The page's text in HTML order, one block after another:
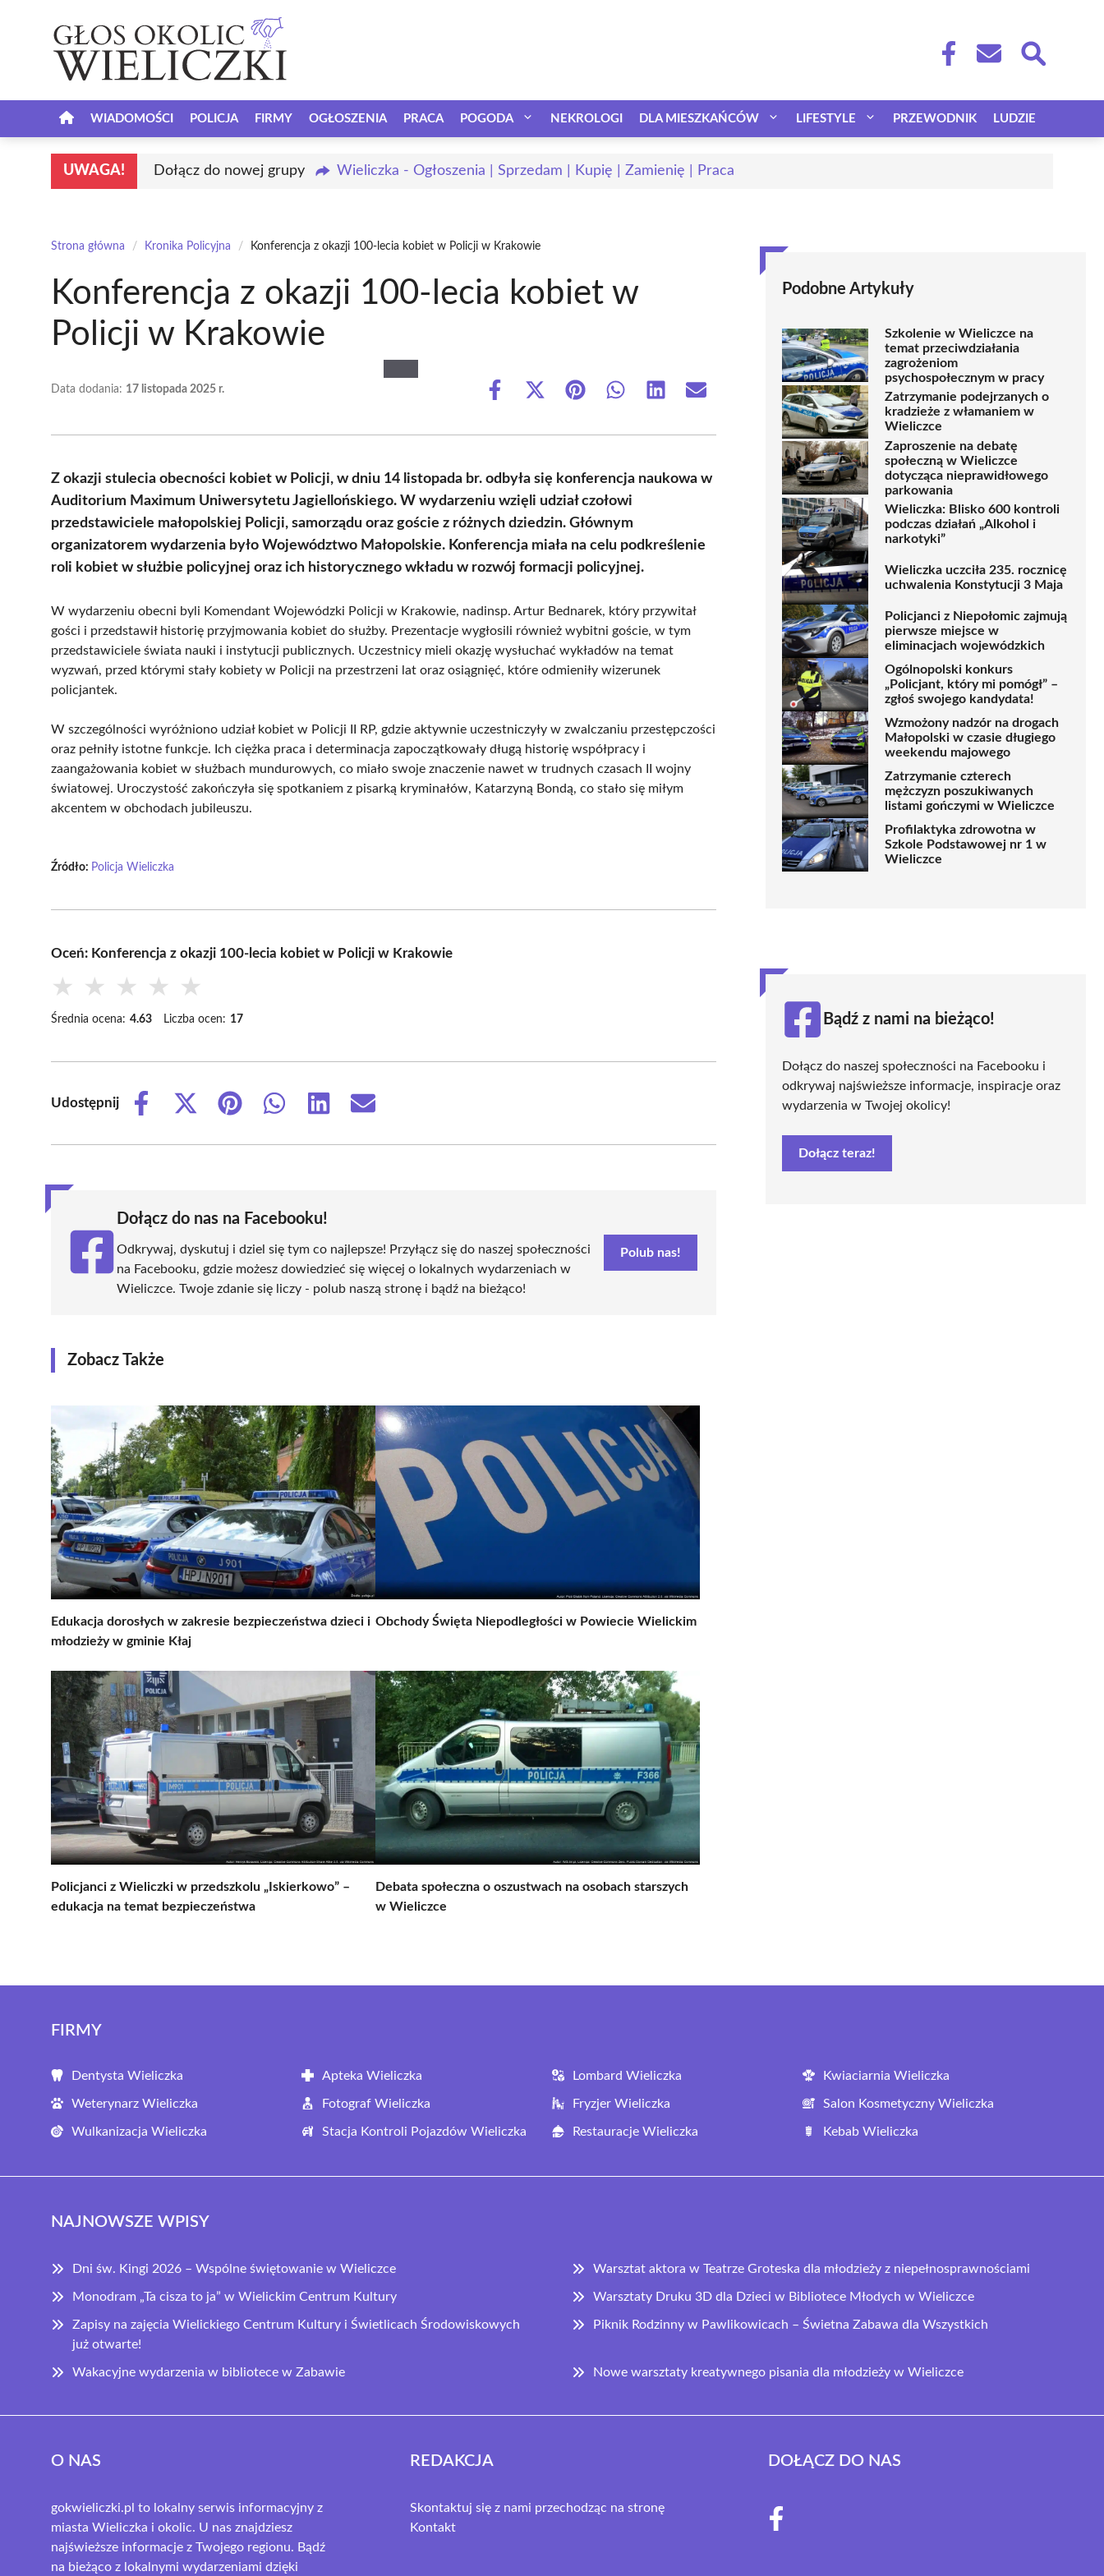
WIADOMOŚCI POLICJA FIRMY OGŁOSZENIA PRACA POGODA NEKROLOGI DLA MIESZKAŃCÓW LIFESTYLE PRZEWODNIK LUDZIE
UWAGA! Dołącz do nowej grupy Wieliczka - Ogłoszenia | Sprzedam | Kupię | Zamienię | Praca
Strona główna / Kronika Policyjna / Konferencja z okazji 100-lecia kobiet w Policji w Krakowie
Konferencja z okazji 100-lecia kobiet w
Policji w Krakowie
Data dodania: 17 listopada 2025 r.
Share
Share
(Twitter)
Share Share Share Share
Z okazji stulecia obecności kobiet w Policji, w dniu 14 listopada br. odbyła się konferencja naukowa w
Auditorium Maximum Uniwersytetu Jagiellońskiego. W wydarzeniu wzięli udział czołowi
przedstawiciele małopolskiej Policji, samorządu oraz goście z różnych dziedzin. Głównym
organizatorem wydarzenia było Województwo Małopolskie. Konferencja miała na celu podkreślenie
roli kobiet w służbie policyjnej oraz ich historycznego wkładu w rozwój formacji policyjnej.
W wydarzeniu obecni byli Komendant Wojewódzki Policji w Krakowie, nadinsp. Artur Bednarek, który przywitał
gości i przedstawił historię przyjmowania kobiet do służby. Prezentacje wygłosili również wybitni goście, w tym
przedstawiciele świata nauki i instytucji publicznych. Uczestnicy mieli okazję wysłuchać wykładów na temat
wyzwań, przed którymi stały kobiety w Policji na przestrzeni lat oraz osiągnięć, które odmieniły wizerunek
policjantek.
W szczególności wyróżniono udział kobiet w Policji II RP, gdzie aktywnie uczestniczyły w zwalczaniu przestępczości
oraz pełniły istotne funkcje. Ich ciężka praca i determinacja zapoczątkowały długą historię współpracy i
zaangażowania kobiet w służbach mundurowych, co miało swoje znaczenie nawet w trudnych czasach II wojny
światowej. Uroczystość zakończyła się spotkaniem z pisarką kryminałów, Katarzyną Bondą, co stało się miłym
akcentem w obchodach jubileuszu.
Źródło: Policja Wieliczka
Oceń: Konferencja z okazji 100-lecia kobiet w Policji w Krakowie
★ ★ ★ ★ ★
Średnia ocena: 4.63 Liczba ocen: 17
Udostępnij
Share
Share
(Twitter)
Share
Share
Share
Share
Dołącz do nas na Facebooku!
Odkrywaj, dyskutuj i dziel się tym co najlepsze! Przyłącz się do naszej społeczności
na Facebooku, gdzie możesz dowiedzieć się więcej o lokalnych wydarzeniach w
Wieliczce. Twoje zdanie się liczy - polub naszą stronę i bądź na bieżąco!
Polub nas!
Zobacz Także
Edukacja dorosłych w zakresie bezpieczeństwa dzieci i
młodzieży w gminie Kłaj
Obchody Święta Niepodległości w Powiecie Wielickim
Policjanci z Wieliczki w przedszkolu „Iskierkowo” –
edukacja na temat bezpieczeństwa
Debata społeczna o oszustwach na osobach starszych
w Wieliczce
Podobne Artykuły
Szkolenie w Wieliczce na
temat przeciwdziałania
zagrożeniom
psychospołecznym w pracy
Zatrzymanie podejrzanych o
kradzieże z włamaniem w
Wieliczce
Zaproszenie na debatę
społeczną w Wieliczce
dotycząca nieprawidłowego
parkowania
Wieliczka: Blisko 600 kontroli
podczas działań „Alkohol i
narkotyki”
Wieliczka uczciła 235. rocznicę
uchwalenia Konstytucji 3 Maja
Policjanci z Niepołomic zajmują
pierwsze miejsce w
eliminacjach wojewódzkich
Ogólnopolski konkurs
„Policjant, który mi pomógł” –
zgłoś swojego kandydata!
Wzmożony nadzór na drogach
Małopolski w czasie długiego
weekendu majowego
Zatrzymanie czterech
mężczyzn poszukiwanych
listami gończymi w Wieliczce
Profilaktyka zdrowotna w
Szkole Podstawowej nr 1 w
Wieliczce
Bądź z nami na bieżąco!
Dołącz do naszej społeczności na Facebooku i
odkrywaj najświeższe informacje, inspiracje oraz
wydarzenia w Twojej okolicy!
Dołącz teraz!
FIRMY
Dentysta Wieliczka Apteka Wieliczka Lombard Wieliczka Kwiaciarnia Wieliczka
Weterynarz Wieliczka Fotograf Wieliczka Fryzjer Wieliczka Salon Kosmetyczny Wieliczka
Wulkanizacja Wieliczka Stacja Kontroli Pojazdów Wieliczka Restauracje Wieliczka Kebab Wieliczka
NAJNOWSZE WPISY
Dni św. Kingi 2026 – Wspólne świętowanie w Wieliczce Warsztat aktora w Teatrze Groteska dla młodzieży z niepełnosprawnościami
Monodram „Ta cisza to ja” w Wielickim Centrum Kultury Warsztaty Druku 3D dla Dzieci w Bibliotece Młodych w Wieliczce
Zapisy na zajęcia Wielickiego Centrum Kultury i Świetlicach Środowiskowych
już otwarte!
Piknik Rodzinny w Pawlikowicach – Świetna Zabawa dla Wszystkich
Wakacyjne wydarzenia w bibliotece w Zabawie Nowe warsztaty kreatywnego pisania dla młodzieży w Wieliczce
O NAS
gokwieliczki.pl to lokalny serwis informacyjny z
miasta Wieliczka i okolic. U nas znajdziesz
najświeższe informacje z Twojego regionu. Bądź
na bieżąco z lokalnymi wydarzeniami dzięki
REDAKCJA
Skontaktuj się z nami przechodząc na stronę
Kontakt
DOŁĄCZ DO NAS